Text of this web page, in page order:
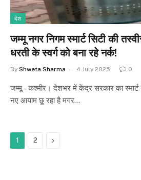
देश
जम्मू नगर निगम स्मार्ट सिटी की
धरती के स्वर्ग को बना रहे नर्क!
By Shweta Sharma 4 July 2025 0
जम्मू – कश्मीर। देशभर में केंद्र सरकार का
नए आयाम छू रहा है मगर…
1 2 Next